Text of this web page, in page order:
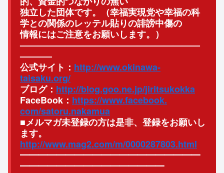
独立した団体です。（幸福実現党や幸福の科
学との関係のレッテル貼りの誹謗中傷の
情報にはご注意をお願いします。）
————————————————————
———–
公式サイト： http://www.okinawa-
taisaku.org/
ブログ： http://blog.goo.ne.jp/jiritsukokka
FaceBook： https://www.facebook.
com/satoru.nakamua
■メルマガ未登録の方は是非、登録をお願いし
ます。
http://www.mag2.com/m/0000287803.html
━━━━━━━━━━━━━━━━━━━━
━━━━━━━━━━━━━━━━